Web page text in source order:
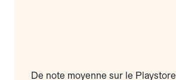
De note moyenne sur le Playstore